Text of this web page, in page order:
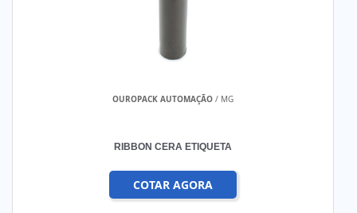
OUROPACK AUTOMAÇÃO / MG
RIBBON CERA ETIQUETA
COTAR AGORA